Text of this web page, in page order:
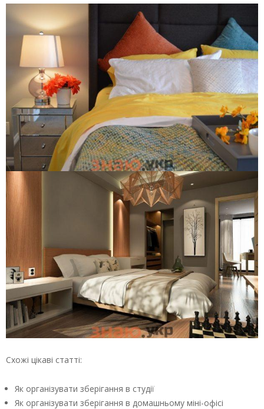
Схожі цікаві статті:
Як організувати зберігання в студії
Як організувати зберігання в домашньому міні-офісі